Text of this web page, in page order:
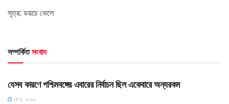
সূত্র: ডয়চে ভেলে
সম্পর্কিতসংবাদ
HOME POST
যেসব কারণে পশ্চিমবঙ্গের এবারের নির্বাচন ছিল একেবারে অন্যরকম
মে ৪, ২০২৬